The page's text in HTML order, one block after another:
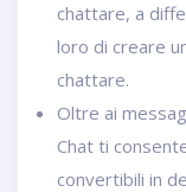
chattare, a
loro di creare
chattare.
Oltre ai
Chat ti
convertibili in